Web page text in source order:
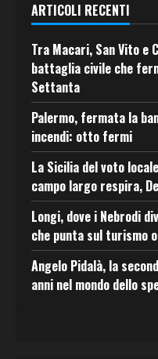
ARTICOLI RECENTI
Tra Macari, San Vito e
battaglia civile che
Settanta
Palermo, fermata la
incendi: otto fermi
La Sicilia del voto
campo largo respira,
Longi, dove i Nebrodi
che punta sul turismo
Angelo Pidalà, la
anni nel mondo dello